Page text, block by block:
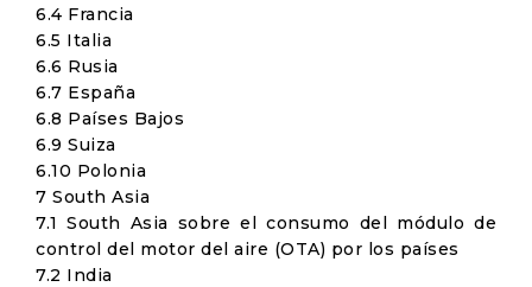
6.4 Francia
6.5 Italia
6.6 Rusia
6.7 España
6.8 Países Bajos
6.9 Suiza
6.10 Polonia
7 South Asia
7.1 South Asia sobre el consumo del módulo de
control del motor del aire (OTA) por los países
7.2 India